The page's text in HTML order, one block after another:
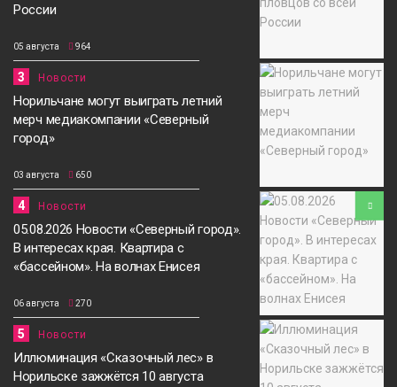
России
05 августа 964
3 Новости
Норильчане могут выиграть летний
мерч медиакомпании «Северный
город»
03 августа 650
4 Новости
05.08.2026 Новости «Северный город».
В интересах края. Квартира с
«бассейном». На волнах Енисея
06 августа 270
5 Новости
Иллюминация «Сказочный лес» в
Норильске зажжётся 10 августа